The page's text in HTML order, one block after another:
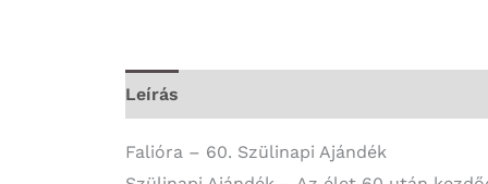
Leírás
Falióra – 60. Szülinapi Ajándék